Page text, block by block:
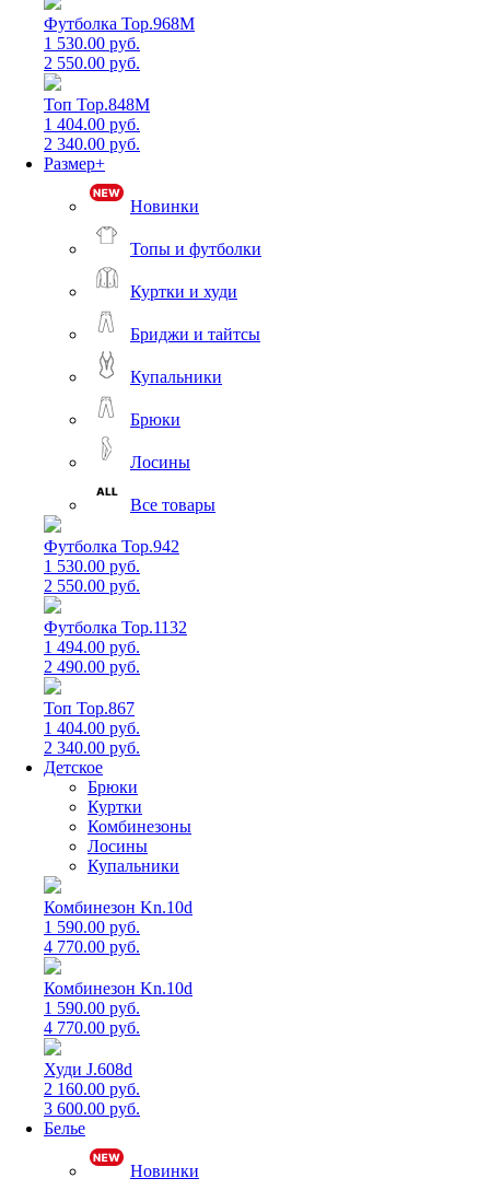
Футболка Top.968M
1 530.00 руб.
2 550.00 руб.
Топ Top.848M
1 404.00 руб.
2 340.00 руб.
Размер+
Новинки
Топы и футболки
Куртки и худи
Бриджи и тайтсы
Купальники
Брюки
Лосины
Все товары
Футболка Top.942
1 530.00 руб.
2 550.00 руб.
Футболка Top.1132
1 494.00 руб.
2 490.00 руб.
Топ Top.867
1 404.00 руб.
2 340.00 руб.
Детское
Брюки
Куртки
Комбинезоны
Лосины
Купальники
Комбинезон Kn.10d
1 590.00 руб.
4 770.00 руб.
Комбинезон Kn.10d
1 590.00 руб.
4 770.00 руб.
Худи J.608d
2 160.00 руб.
3 600.00 руб.
Белье
Новинки